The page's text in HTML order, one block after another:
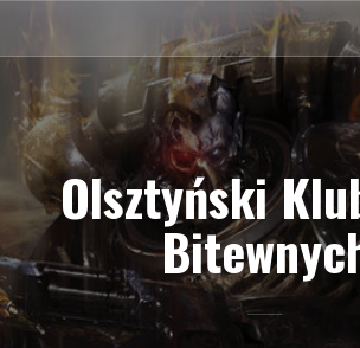
treści
Olsztyński